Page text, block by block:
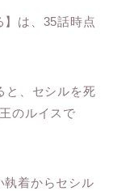
】は、35話時点
と、セシルを死
のルイスで
執着からセシル